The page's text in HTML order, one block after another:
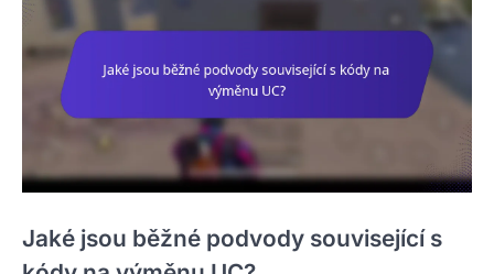
Jaké jsou běžné podvody související s